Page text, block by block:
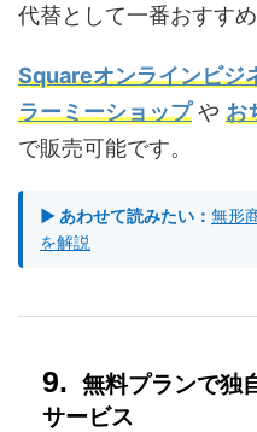
代替として一番おすすめ
Squareオンラインビジ
ラーミーショップや お
で販売可能です。
▶ あわせて読みたい： 無形
を解説
無料プランで独
サービス